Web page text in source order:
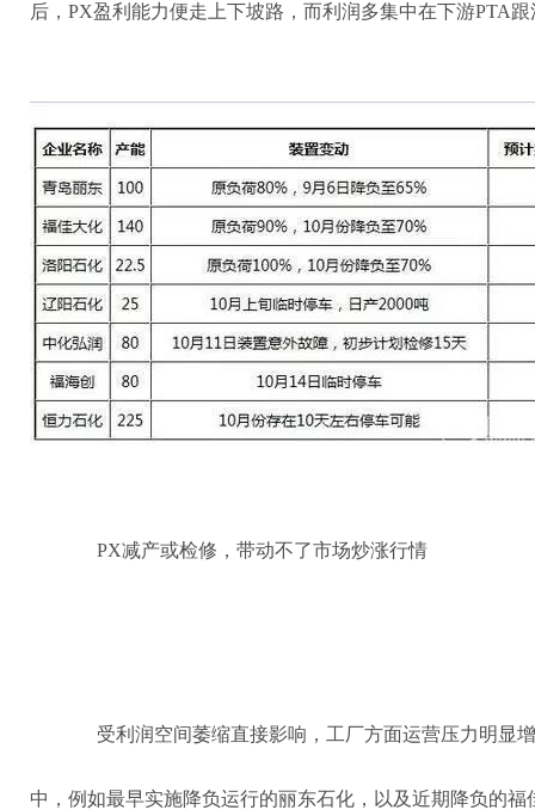
后，PX盈利能力便走上下坡路，而利润多集中在下游PTA
PX减产或检修，带动不了市场炒涨行情
受利润空间萎缩直接影响，工厂方面运营压力明显
中，例如最早实施降负运行的丽东石化，以及近期降负的